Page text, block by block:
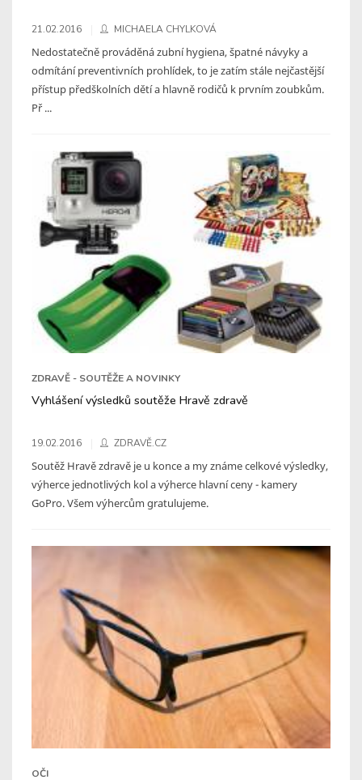
21.02.2016 MICHAELA CHYLKOVÁ
Nedostatečně prováděná zubní hygiena, špatné návyky a
odmítání preventivních prohlídek, to je zatím stále nejčastější
přístup předškolních dětí a hlavně rodičů k prvním zoubkům.
Př ...
ZDRAVĚ - SOUTĚŽE A NOVINKY
Vyhlášení výsledků soutěže Hravě zdravě
19.02.2016 ZDRAVĚ.CZ
Soutěž Hravě zdravě je u konce a my známe celkové výsledky,
výherce jednotlivých kol a výherce hlavní ceny - kamery
GoPro. Všem výhercům gratulujeme.
OČI